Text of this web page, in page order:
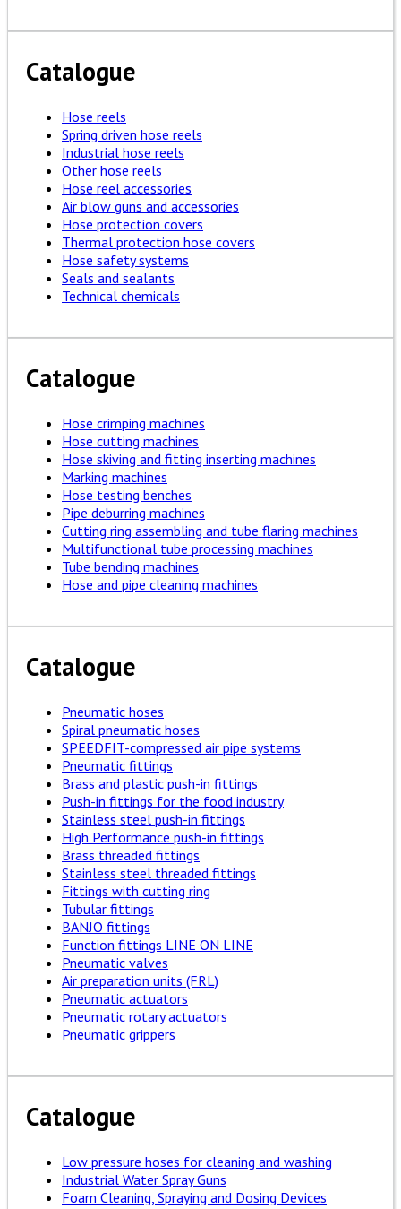
Catalogue
Hose reels
Spring driven hose reels
Industrial hose reels
Other hose reels
Hose reel accessories
Air blow guns and accessories
Hose protection covers
Thermal protection hose covers
Hose safety systems
Seals and sealants
Technical chemicals
Catalogue
Hose crimping machines
Hose cutting machines
Hose skiving and fitting inserting machines
Marking machines
Hose testing benches
Pipe deburring machines
Cutting ring assembling and tube flaring machines
Multifunctional tube processing machines
Tube bending machines
Hose and pipe cleaning machines
Catalogue
Pneumatic hoses
Spiral pneumatic hoses
SPEEDFIT-compressed air pipe systems
Pneumatic fittings
Brass and plastic push-in fittings
Push-in fittings for the food industry
Stainless steel push-in fittings
High Performance push-in fittings
Brass threaded fittings
Stainless steel threaded fittings
Fittings with cutting ring
Tubular fittings
BANJO fittings
Function fittings LINE ON LINE
Pneumatic valves
Air preparation units (FRL)
Pneumatic actuators
Pneumatic rotary actuators
Pneumatic grippers
Catalogue
Low pressure hoses for cleaning and washing
Industrial Water Spray Guns
Foam Cleaning, Spraying and Dosing Devices